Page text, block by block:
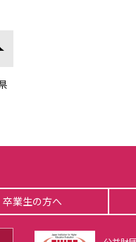
卒業生の方へ